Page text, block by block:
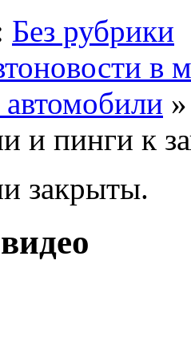
Без рубрики
в
»
и пинги к
закрыты.